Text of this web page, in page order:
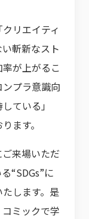
リエイティ
斬新なスト
が上がるこ
プラ意識向
ている」
ます。
来場いただ
“SDGs”に
します。是
ミックで学